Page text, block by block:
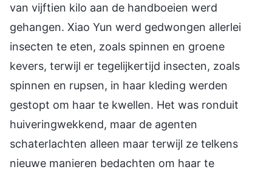
van vijftien kilo aan de handboeien werd
gehangen. Xiao Yun werd gedwongen allerlei
insecten te eten, zoals spinnen en groene
kevers, terwijl er tegelijkertijd insecten, zoals
spinnen en rupsen, in haar kleding werden
gestopt om haar te kwellen. Het was ronduit
huiveringwekkend, maar de agenten
schaterlachten alleen maar terwijl ze telkens
nieuwe manieren bedachten om haar te